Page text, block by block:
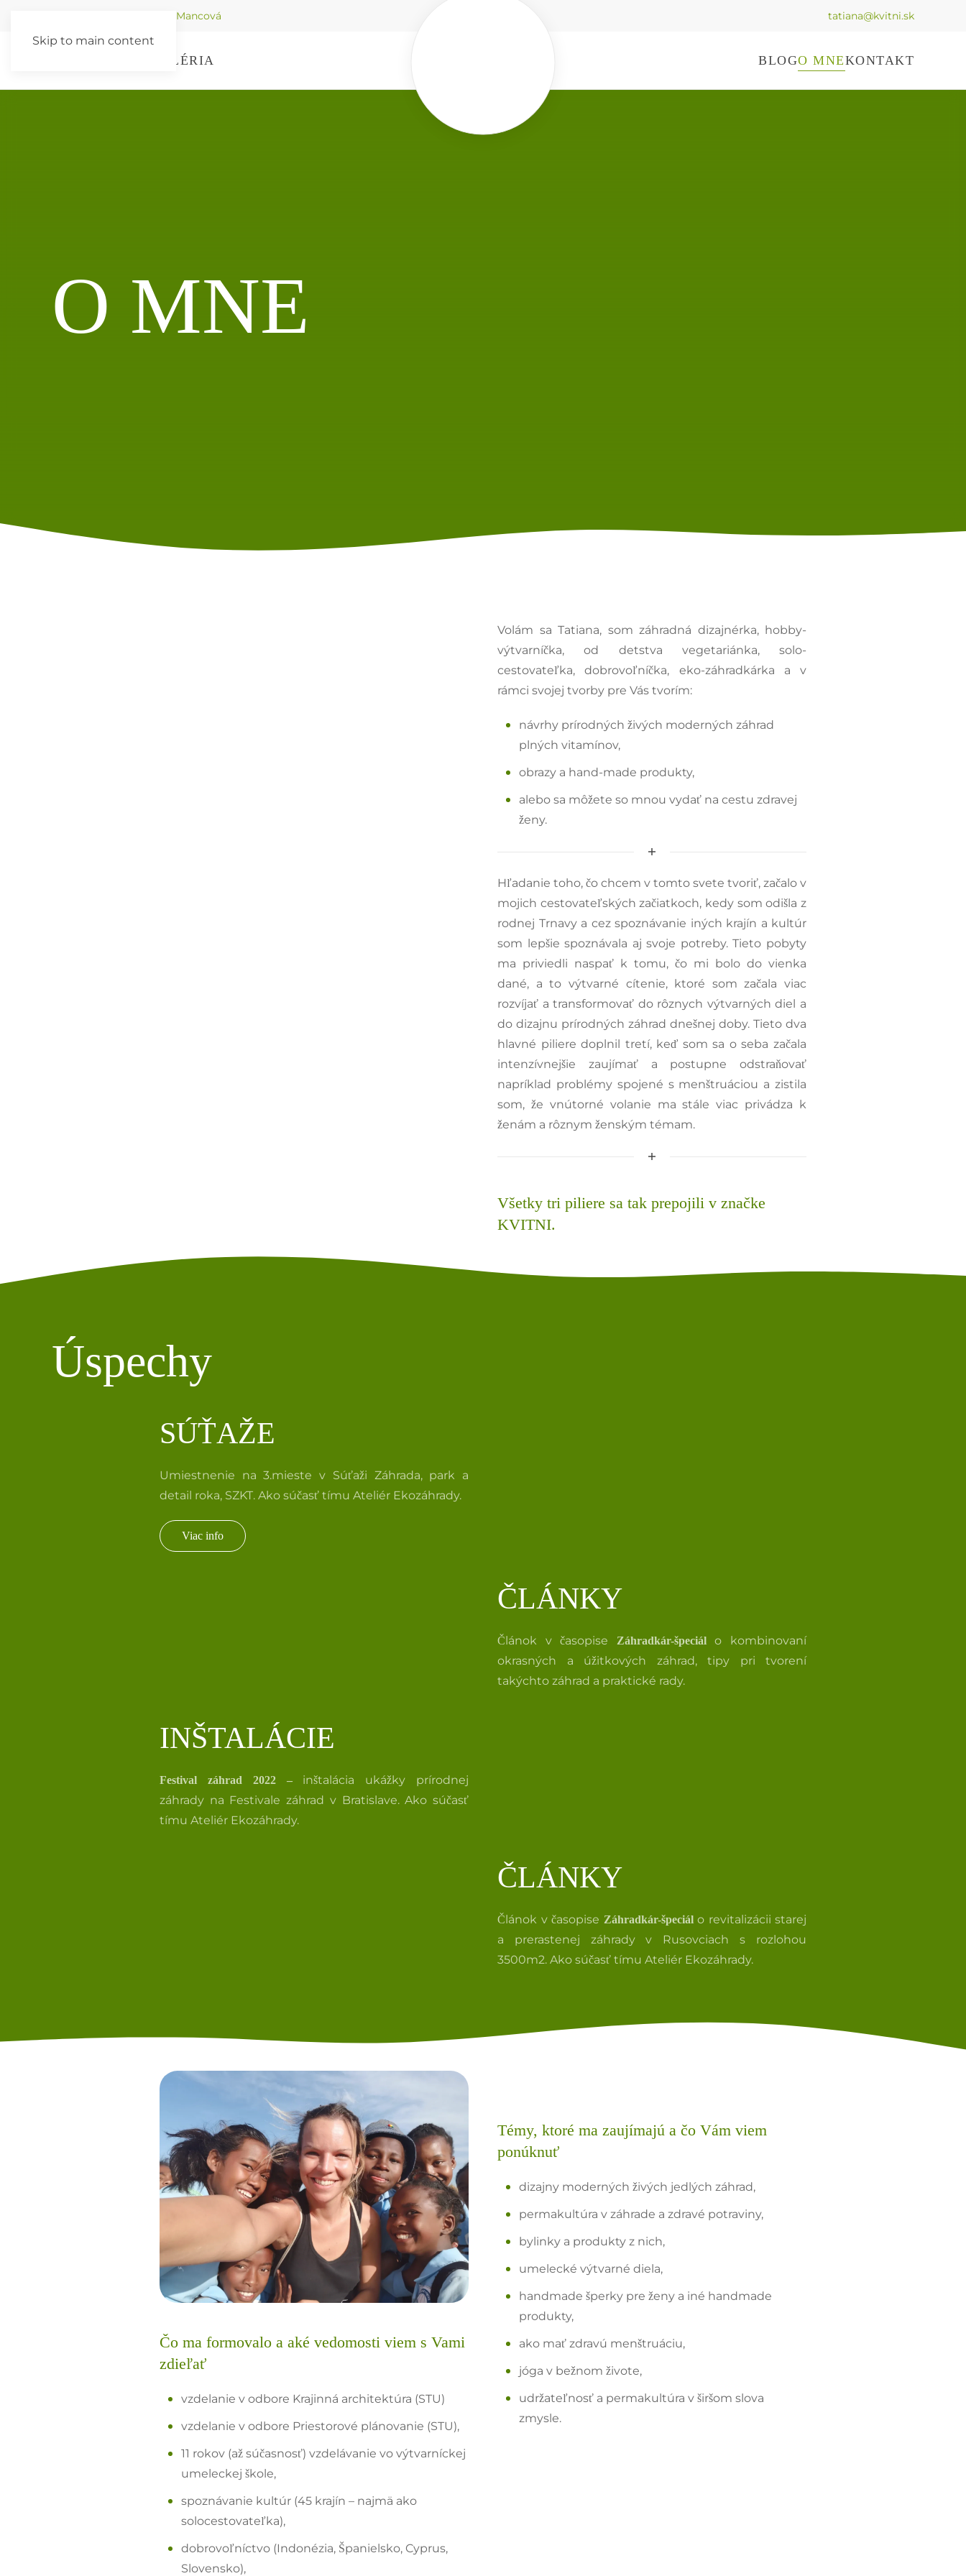
Skip to main content
Tatiana Mancová tatiana@kvitni.sk
GALÉRIA BLOGO MNEKONTAKT
O MNE
Volám sa Tatiana, som záhradná dizajnérka, hobby-
výtvarníčka, od detstva vegetariánka, solo-
cestovateľka, dobrovoľníčka, eko-záhradkárka a v
rámci svojej tvorby pre Vás tvorím:
návrhy prírodných živých moderných záhrad
plných vitamínov,
obrazy a hand-made produkty,
alebo sa môžete so mnou vydať na cestu zdravej
ženy.
Hľadanie toho, čo chcem v tomto svete tvoriť, začalo v
mojich cestovateľských začiatkoch, kedy som odišla z
rodnej Trnavy a cez spoznávanie iných krajín a kultúr
som lepšie spoznávala aj svoje potreby. Tieto pobyty
ma priviedli naspať k tomu, čo mi bolo do vienka
dané, a to výtvarné cítenie, ktoré som začala viac
rozvíjať a transformovať do rôznych výtvarných diel a
do dizajnu prírodných záhrad dnešnej doby. Tieto dva
hlavné piliere doplnil tretí, keď som sa o seba začala
intenzívnejšie zaujímať a postupne odstraňovať
napríklad problémy spojené s menštruáciou a zistila
som, že vnútorné volanie ma stále viac privádza k
ženám a rôznym ženským témam.
Všetky tri piliere sa tak prepojili v značke
KVITNI.
Úspechy
SÚŤAŽE
Umiestnenie na 3.mieste v Súťaži Záhrada, park a
detail roka, SZKT. Ako súčasť tímu Ateliér Ekozáhrady.
Viac info
ČLÁNKY
Článok v časopise Záhradkár-špeciálo kombinovaní
okrasných a úžitkových záhrad, tipy pri tvorení
takýchto záhrad a praktické rady.
INŠTALÁCIE
Festival záhrad 2022 – inštalácia ukážky prírodnej
záhrady na Festivale záhrad v Bratislave. Ako súčasť
tímu Ateliér Ekozáhrady.
ČLÁNKY
Článok v časopise Záhradkár-špeciálo revitalizácii starej
a prerastenej záhrady v Rusovciach s rozlohou
3500m2. Ako súčasť tímu Ateliér Ekozáhrady.
Čo ma formovalo a aké vedomosti viem s Vami
zdieľať
vzdelanie v odbore Krajinná architektúra (STU)
vzdelanie v odbore Priestorové plánovanie (STU),
11 rokov (až súčasnosť) vzdelávanie vo výtvarníckej
umeleckej škole,
spoznávanie kultúr (45 krajín – najmä ako
solocestovateľka),
dobrovoľníctvo (Indonézia, Španielsko, Cyprus,
Slovensko),
Témy, ktoré ma zaujímajú a čo Vám viem
ponúknuť
dizajny moderných živých jedlých záhrad,
permakultúra v záhrade a zdravé potraviny,
bylinky a produkty z nich,
umelecké výtvarné diela,
handmade šperky pre ženy a iné handmade
produkty,
ako mať zdravú menštruáciu,
jóga v bežnom živote,
udržateľnosť a permakultúra v širšom slova
zmysle.